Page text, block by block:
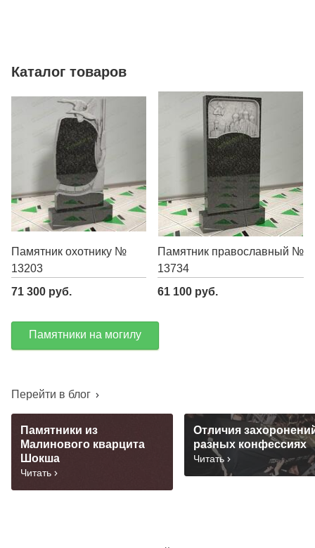
Каталог товаров
Памятник охотнику №
13203
71 300 руб.
Памятник православный №
13734
61 100 руб.
Памятники на могилу
Перейти в блог
Памятники из
Малинового кварцита
Шокша
Читать
Отличия
разных конфессиях
Читать